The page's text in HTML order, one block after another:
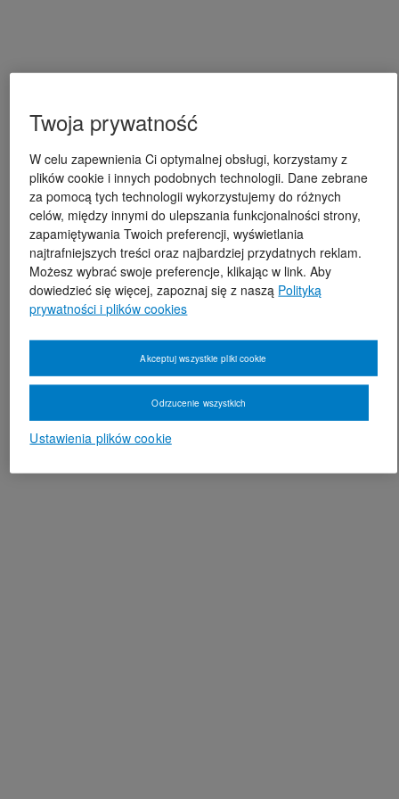
Twoja prywatność
W celu zapewnienia Ci optymalnej obsługi, korzystamy z
plików cookie i innych podobnych technologii. Dane zebrane
za pomocą tych technologii wykorzystujemy do różnych
celów, między innymi do ulepszania funkcjonalności strony,
zapamiętywania Twoich preferencji, wyświetlania
najtrafniejszych treści oraz najbardziej przydatnych reklam.
Możesz wybrać swoje preferencje, klikając w link. Aby
dowiedzieć się więcej, zapoznaj się z naszą Polityką
prywatności i plików cookies
Ustawienia plików cookie
Odrzucenie wszystkich
Akceptuj wszystkie pliki cookie